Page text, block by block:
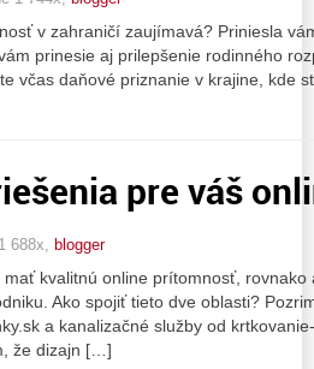
v zahraničí zaujímavá? Priniesla
prinesie aj prilepšenie rodinného
včas daňové priznanie v krajine, kde
pre váš
688x, blogger
kvalitnú online prítomnosť,
Ako spojiť tieto dve oblasti?
a kanalizačné služby od
že dizajn […]